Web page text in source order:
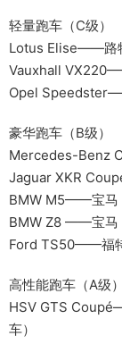
轻量跑车（C级）
Lotus Elise——路
Vauxhall
Opel
豪华跑车（B级）
Mercedes-Benz
Jaguar XKR
BMW M5——宝马
BMW Z8 ——宝马
Ford TS50——福
高性能跑车（A级）
HSV GTS
车）